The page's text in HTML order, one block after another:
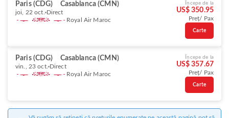
Paris (CDG) Casablanca (CMN)
joi, 22 oct. Direct
Royal Air Maroc
Începe de la
US$ 350.95
Preț/ Pax
Carte
Paris (CDG) Casablanca (CMN)
vin., 23 oct. Direct
Royal Air Maroc
Începe de la
US$ 357.67
Preț/ Pax
Carte